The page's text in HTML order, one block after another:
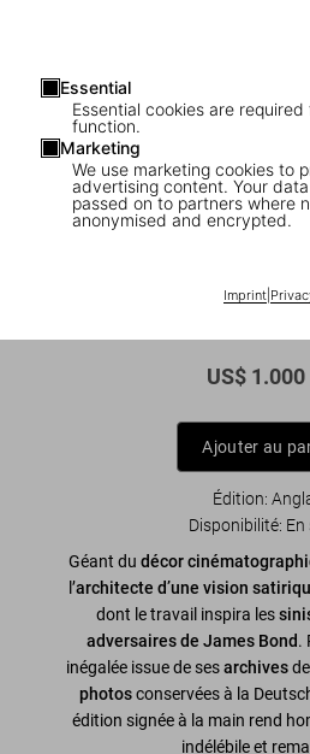
Essential
Essential cookies are
function.
Marketing
We use marketing cookies to
advertising content. Your
passed on to partners where
anonymised and encrypted.
Imprint|
1/24
XL
US$ 1.000
Ajouter au
Édition:
Disponibilité:
Géant du décor
l’architecte d’une vision
dont le travail inspira les
adversaires de James Bond.
inégalée issue de sesarchivesde
photosconservées à la
édition signée à la main rend
indélébile et